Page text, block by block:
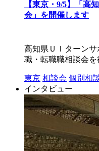
【東京・9/5】「高
会」を開催します
高知県ＵＩターン
職・転職職相談会を
東京 相談会 個別相
インタビュー